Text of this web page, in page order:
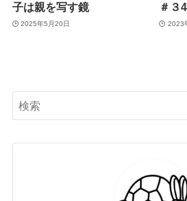
子は親を写す鏡
2025年5月20日
＃３
2023